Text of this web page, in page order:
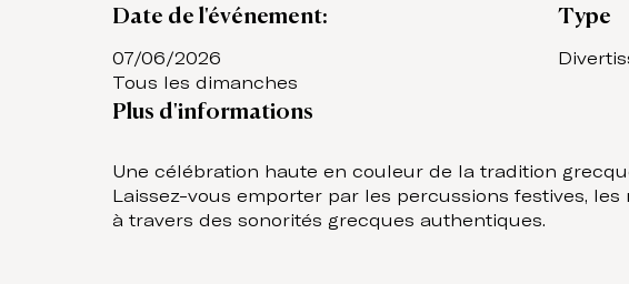
Date de l'événement:
07/06/2026
Tous les dimanches
Type
Plus d'informations
Une célébration haute en couleur de la tradition
Laissez-vous emporter par les percussions festives,
à travers des sonorités grecques authentiques.